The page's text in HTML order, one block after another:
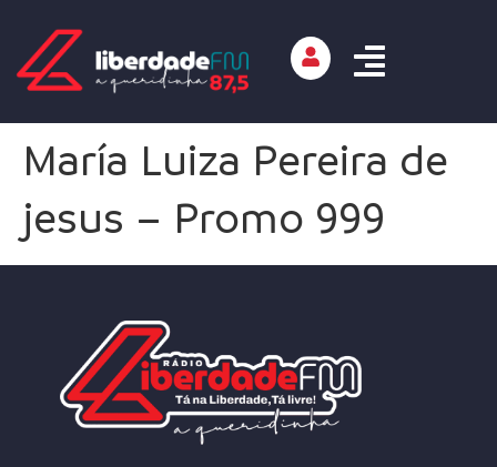
María Luiza Pereira de
jesus – Promo 999